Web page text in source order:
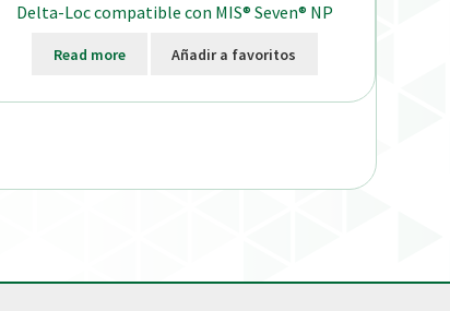
Delta-Loc compatible con MIS® Seven® NP
Read more Añadir a favoritos